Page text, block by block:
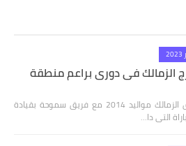
الزمالك فى دورى براعم منطقة
كتب -مسعد مجاهد تعادل فريق الزمالك مواليد 2014 مع فريق سموحة بقيادة
التى دا…